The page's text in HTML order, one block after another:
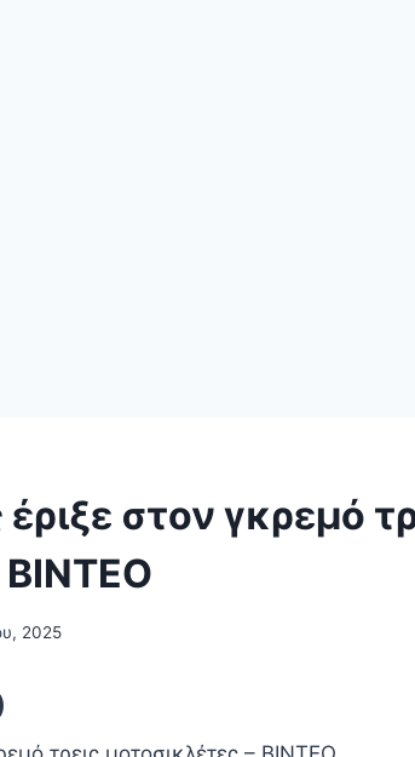
στον γκρεμό
ΒΙΝΤΕΟ
2025